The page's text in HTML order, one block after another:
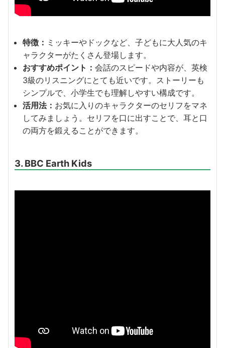
特徴： ミッキーやドックなど、子どもに大人気のキ
ャラクターがたくさん登場します。
おすすめポイント： 会話のスピードや内容が、英検
3級のリスニングにとても近いです。ストーリーも
シンプルで、小学生でも理解しやすい構成です。
活用法： お気に入りのキャラクターのセリフをマネ
してみましょう。セリフを口に出すことで、耳と口
の両方を鍛えることができます。
3. BBC Earth Kids